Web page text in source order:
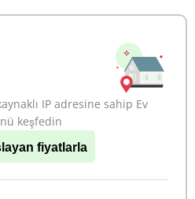
IP adresine sahip Ev
keşfedin
fiyatlarla